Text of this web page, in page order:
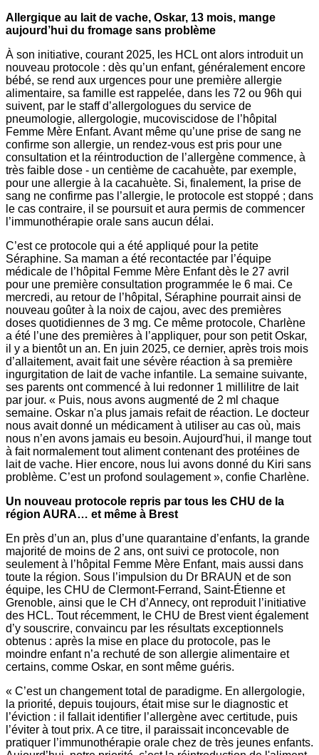
Allergique au lait de vache, Oskar, 13 mois, mange
aujourd’hui du fromage sans problème
À son initiative, courant 2025, les HCL ont alors introduit un
nouveau protocole : dès qu’un enfant, généralement encore
bébé, se rend aux urgences pour une première allergie
alimentaire, sa famille est rappelée, dans les 72 ou 96h qui
suivent, par le staff d’allergologues du service de
pneumologie, allergologie, mucoviscidose de l’hôpital
Femme Mère Enfant. Avant même qu’une prise de sang ne
confirme son allergie, un rendez-vous est pris pour une
consultation et la réintroduction de l’allergène commence, à
très faible dose - un centième de cacahuète, par exemple,
pour une allergie à la cacahuète. Si, finalement, la prise de
sang ne confirme pas l’allergie, le protocole est stoppé ; dans
le cas contraire, il se poursuit et aura permis de commencer
l’immunothérapie orale sans aucun délai.
C’est ce protocole qui a été appliqué pour la petite
Séraphine. Sa maman a été recontactée par l’équipe
médicale de l’hôpital Femme Mère Enfant dès le 27 avril
pour une première consultation programmée le 6 mai. Ce
mercredi, au retour de l’hôpital, Séraphine pourrait ainsi de
nouveau goûter à la noix de cajou, avec des premières
doses quotidiennes de 3 mg. Ce même protocole, Charlène
a été l’une des premières à l’appliquer, pour son petit Oskar,
il y a bientôt un an. En juin 2025, ce dernier, après trois mois
d’allaitement, avait fait une sévère réaction à sa première
ingurgitation de lait de vache infantile. La semaine suivante,
ses parents ont commencé à lui redonner 1 millilitre de lait
par jour. « Puis, nous avons augmenté de 2 ml chaque
semaine. Oskar n'a plus jamais refait de réaction. Le docteur
nous avait donné un médicament à utiliser au cas où, mais
nous n’en avons jamais eu besoin. Aujourd'hui, il mange tout
à fait normalement tout aliment contenant des protéines de
lait de vache. Hier encore, nous lui avons donné du Kiri sans
problème. C’est un profond soulagement », confie Charlène.
Un nouveau protocole repris par tous les CHU de la
région AURA… et même à Brest
En près d’un an, plus d’une quarantaine d’enfants, la grande
majorité de moins de 2 ans, ont suivi ce protocole, non
seulement à l’hôpital Femme Mère Enfant, mais aussi dans
toute la région. Sous l’impulsion du Dr BRAUN et de son
équipe, les CHU de Clermont-Ferrand, Saint-Étienne et
Grenoble, ainsi que le CH d’Annecy, ont reproduit l’initiative
des HCL. Tout récemment, le CHU de Brest vient également
d’y souscrire, convaincu par les résultats exceptionnels
obtenus : après la mise en place du protocole, pas le
moindre enfant n’a rechuté de son allergie alimentaire et
certains, comme Oskar, en sont même guéris.
« C’est un changement total de paradigme. En allergologie,
la priorité, depuis toujours, était mise sur le diagnostic et
l’éviction : il fallait identifier l’allergène avec certitude, puis
l’éviter à tout prix. A ce titre, il paraissait inconcevable de
pratiquer l’immunothérapie orale chez de très jeunes enfants.